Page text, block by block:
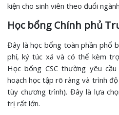
kiện cho sinh viên theo đuổi
Học bổng Chính phủ
Đây là học bổng toàn phần phổ
phí, ký túc xá và có thể kèm
Học bổng CSC thường yêu
hoạch học tập rõ ràng và trình
tùy chương trình). Đây là lựa
trị rất lớn.